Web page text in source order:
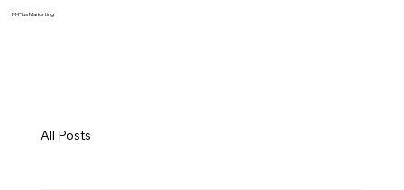
M-Plus Marketing
All Posts